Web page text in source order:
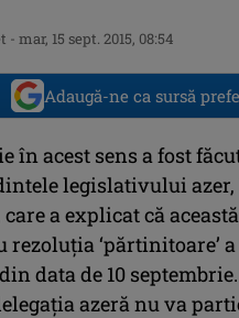
- mar, 15 sept. 2015, 08:54
Adaugă-ne ca sursă
în acest sens a fost
legislativului azer,
a explicat că
rezoluţia ‘părtinitoare’
data de 10
azeră nu va